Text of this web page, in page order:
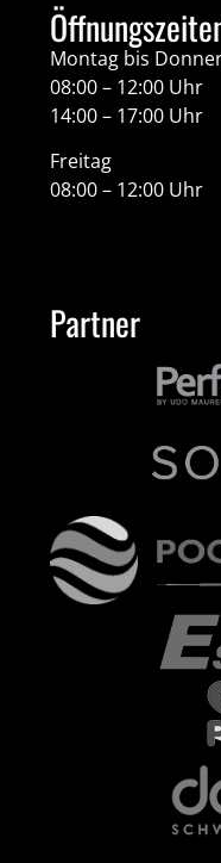
Montag bis
08:00 – 12:00 Uhr
14:00 – 17:00 Uhr
Freitag
08:00 – 12:00 Uhr
Partner